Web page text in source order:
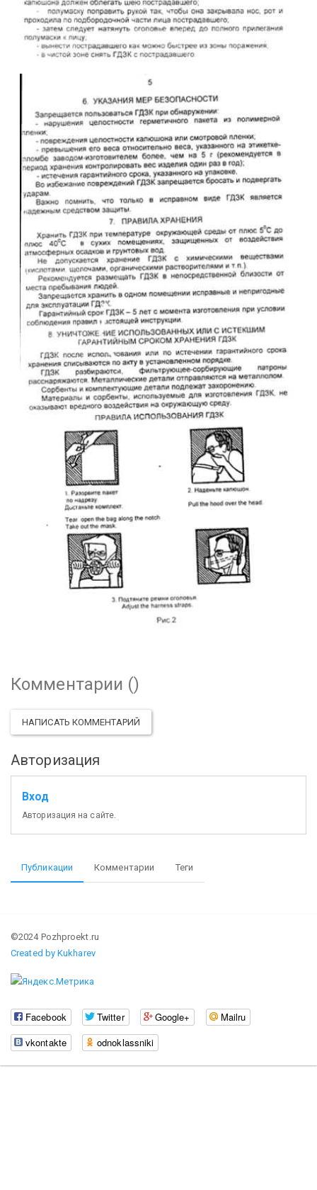
Комментарии ()
НАПИСАТЬ КОММЕНТАРИЙ
Авторизация
Вход
Авторизация на сайте.
Публикации Комментарии Теги
©2024 Pozhproekt.ru
Created by Kukharev
Facebook Twitter Google+
Mailru
vkontakte
odnoklassniki